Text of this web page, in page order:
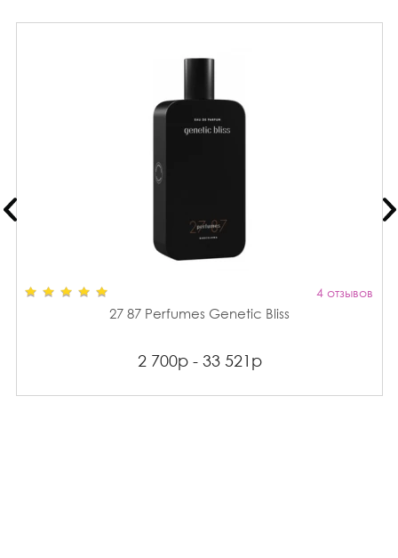
4 отзывов
27 87 Perfumes Genetic Bliss
2 700р - 33 521р